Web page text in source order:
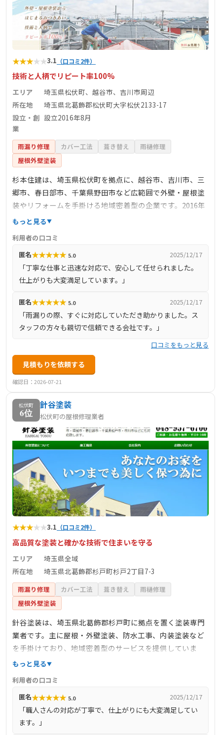
★★★★★3.1 （口コミ2件）
技術と人柄でリピート率100%
エリア
埼玉県松伏町、越谷市、吉川市周辺
所在地
埼玉県北葛飾郡松伏町大字松伏2133-17
設立・創
業
設立2016年8月
雨漏り修理 カバー工法 葺き替え
雨樋修理
屋根外壁塗装
杉本住建は、埼玉県松伏町を拠点に、越谷市、吉川市、三
郷市、春日部市、千葉県野田市など広範囲で外壁・屋根塗
装やリフォームを手掛ける地域密着型の企業です。2016年
8月の設立以来、リピート率100%を誇り、丁寧な下地処理
には翌朝にはブルーシートを設置し、火災保険の手続きサ
ポートや工事の段取りまで迅速に対応した実績がありま
す。お見積もりは無料で、明確な内訳を提示し、お客様の
ご予算やご要望に合わせた最適なプランを提案していま
もっと見る
利用者の口コミ
匿名★★★★★ 5.0 2025/12/17
「丁寧な仕事と迅速な対応で、安心して任せられました。
仕上がりも大変満足しています。」
匿名★★★★★ 5.0 2025/12/17
「雨漏りの際、すぐに対応していただき助かりました。ス
タッフの方々も親切で信頼できる会社です。」
口コミをもっと見る
見積もりを依頼する
確認日：2026-07-21
松伏町
6位
針谷塗装
松伏町の屋根修理業者
★★★★★3.1 （口コミ2件）
高品質な塗装と確かな技術で住まいを守る
エリア
埼玉県全域
所在地
埼玉県北葛飾郡杉戸町杉戸2丁目7-3
雨漏り修理 カバー工法 葺き替え
雨樋修理
屋根外壁塗装
針谷塗装は、埼玉県北葛飾郡杉戸町に拠点を置く塗装専門
業者です。主に屋根・外壁塗装、防水工事、内装塗装など
を手掛けており、地域密着型のサービスを提供していま
す。無料診断を実施しており、現地調査から見積もりまで
な住まいを長持ちさせるための施工を行っています。施工
対応エリアは杉戸町を中心に、埼玉県全域にわたり、迅速
かつ柔軟な対応が可能です。お客様からは「職人さんの対
応が丁寧で、仕上がりにも大変満足しています」との声が
もっと見る
利用者の口コミ
匿名★★★★★ 5.0 2025/12/17
「職人さんの対応が丁寧で、仕上がりにも大変満足してい
ます。」